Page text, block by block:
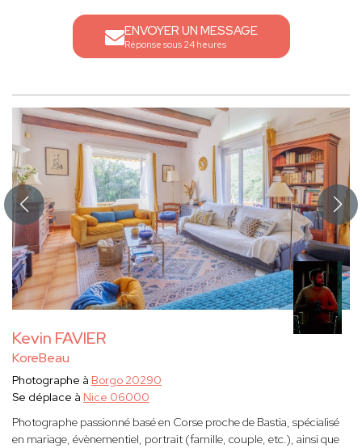
ENVOYER UN MESSAGE
Réponse sous 24 heures
Kevin FAVIER
KoreBeau
Photographe à Borgo 20290
Se déplace à Nice 06000
Photographe passionné basé en Corse proche de Bastia, spécialisé
en mariage, évènementiel, portrait (famille, couple, etc.), ainsi que